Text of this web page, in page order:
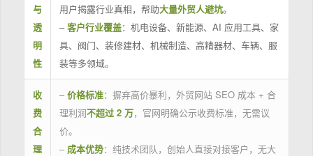
与
透
明
性
用户揭露行业真相，帮助大量外贸人避坑。
–客户行业覆盖：机电设备、新能源、AI 应用工具、家
具、阀门、装修建材、机械制造、高精器材、车辆、服
装等多领域。
收
费
合
理
– 价格标准：摒弃高价暴利，外贸网站 SEO 成本 + 合
理利润不超过 2 万，官网明确公示收费标准，无需议
价。
– 成本优势：纯技术团队，创始人直接对接客户，无大